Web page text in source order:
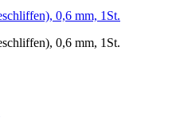
0,6 mm, 1St.
0,6 mm, 1St.